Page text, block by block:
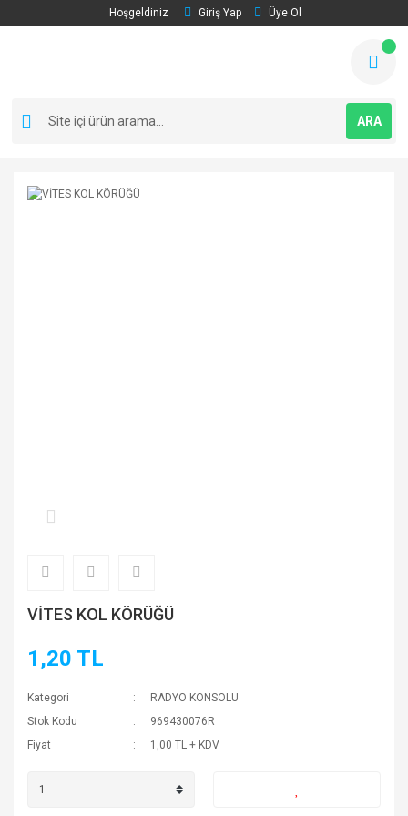
Hoşgeldiniz Giriş Yap Üye Ol
ARA
VİTES KOL KÖRÜĞÜ
1,20 TL
Kategori
RADYO KONSOLU
Stok Kodu
969430076R
Fiyat
1,00 TL + KDV